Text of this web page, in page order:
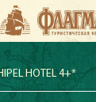
HOTEL 4+*